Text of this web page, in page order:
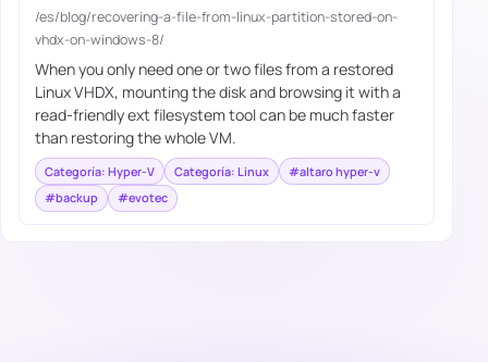
/es/blog/recovering-a-file-from-linux-partition-stored-on-
vhdx-on-windows-8/
When you only need one or two files from a restored
Linux VHDX, mounting the disk and browsing it with a
read-friendly ext filesystem tool can be much faster
than restoring the whole VM.
Categoría: Hyper-V Categoría: Linux
#altaro hyper-v
#backup
#evotec